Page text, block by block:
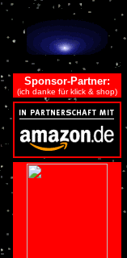
Sponsor-Partner:
(ich danke für klick & shop)